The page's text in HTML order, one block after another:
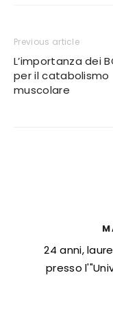
Previous article
L’importanza dei
per il catabolismo
muscolare
24 anni,
presso